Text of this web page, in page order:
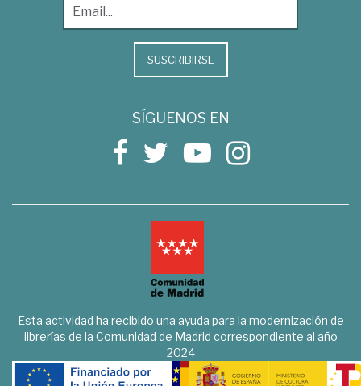
SUSCRIBIRSE
SÍGUENOS EN
Esta actividad ha recibido una ayuda para la modernización de
librerías de la Comunidad de Madrid correspondiente al año
2024